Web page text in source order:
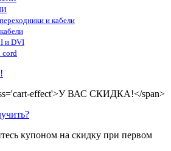
и кабели
и DVI
cord
купоном на скидку при первом